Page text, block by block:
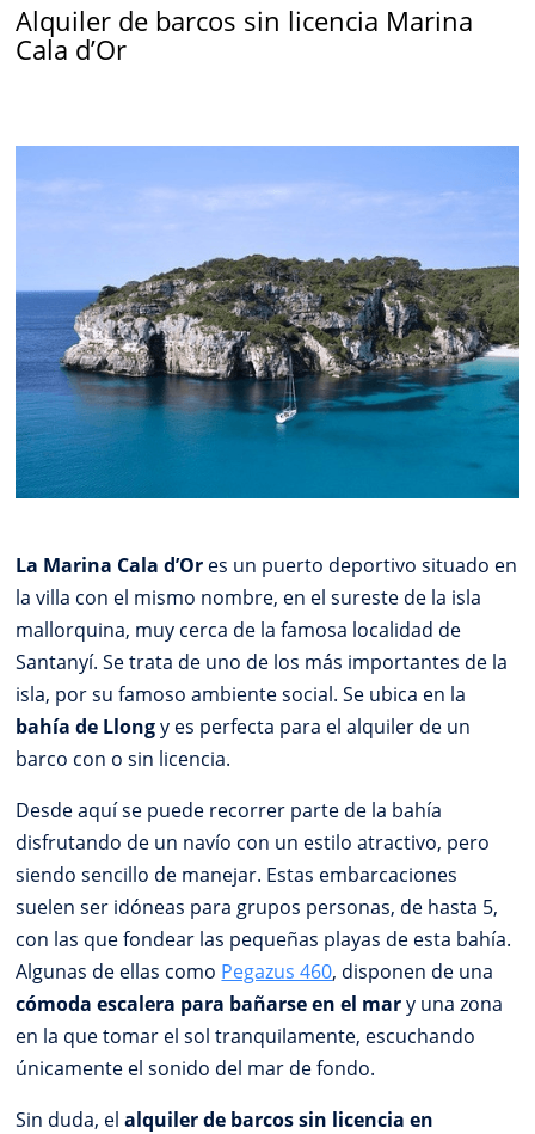
Alquiler de barcos sin licencia Marina
Cala d’Or
La Marina Cala d’Or es un puerto deportivo situado en
la villa con el mismo nombre, en el sureste de la isla
mallorquina, muy cerca de la famosa localidad de
Santanyí. Se trata de uno de los más importantes de la
isla, por su famoso ambiente social. Se ubica en la
bahía de Llongy es perfecta para el alquiler de un
barco con o sin licencia.
Desde aquí se puede recorrer parte de la bahía
disfrutando de un navío con un estilo atractivo, pero
siendo sencillo de manejar. Estas embarcaciones
suelen ser idóneas para grupos personas, de hasta 5,
con las que fondear las pequeñas playas de esta bahía.
Algunas de ellas como Pegazus 460, disponen de una
cómoda escalera para bañarse en el mary una zona
en la que tomar el sol tranquilamente, escuchando
únicamente el sonido del mar de fondo.
Sin duda, el alquiler de barcos sin licencia en